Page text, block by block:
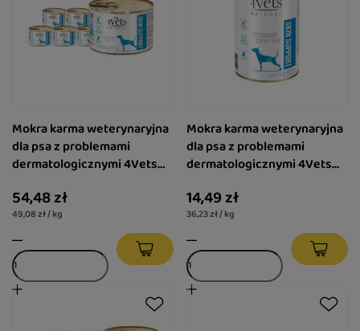
Mokra karma weterynaryjna
dla psa z problemami
dermatologicznymi 4Vets
g
54,48 zł
49,08 zł / kg
Mokra karma weterynaryjna
dla psa z problemami
dermatologicznymi 4Vets
14,49 zł
36,23 zł / kg